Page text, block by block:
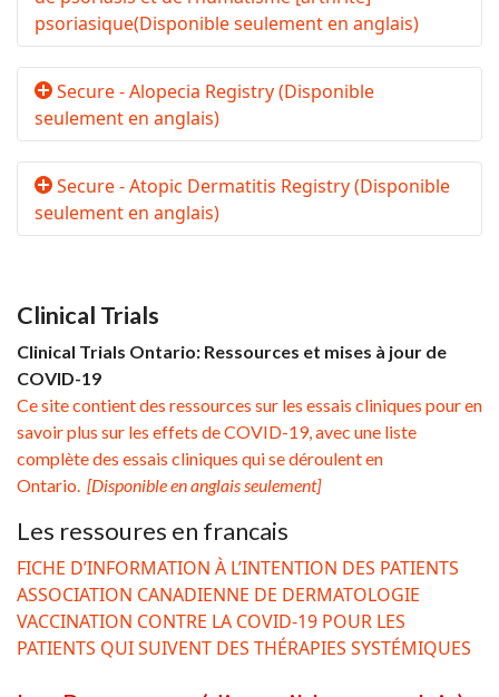
psoriasique(Disponible seulement en anglais)
Secure - Alopecia Registry (Disponible
seulement en anglais)
Secure - Atopic Dermatitis Registry (Disponible
seulement en anglais)
Clinical Trials
Clinical Trials Ontario: Ressources et mises à jour de
COVID-19
Ce site contient des ressources sur les essais cliniques pour en
savoir plus sur les effets de COVID-19, avec une liste
complète des essais cliniques qui se déroulent en
Ontario. [Disponible en anglais seulement]
Les ressoures en francais
FICHE D’INFORMATION À L’INTENTION DES PATIENTS
ASSOCIATION CANADIENNE DE DERMATOLOGIE
VACCINATION CONTRE LA COVID-19 POUR LES
PATIENTS QUI SUIVENT DES THÉRAPIES SYSTÉMIQUES